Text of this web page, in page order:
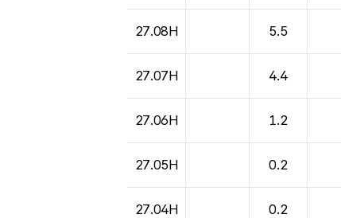
27.08H 5.5
27.07H 4.4
27.06H 1.2
27.05H 0.2
27.04H 0.2